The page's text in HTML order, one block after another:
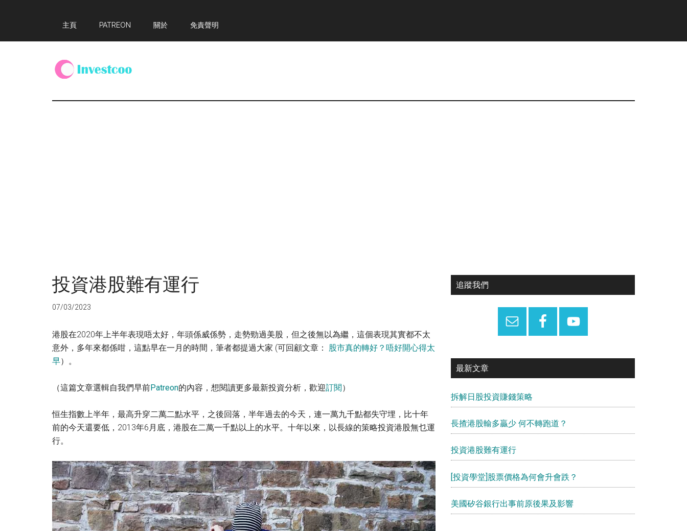
main
primary
footer
主頁 PATREON 關於 免責聲明
Investcoo
個
投資港股難有運行
07/03/2023
港股在2020年上半年表現唔太好，年頭係威係勢，走勢勁過美股，但之後無以為繼，這個表現其實都不太
意外，多年來都係咁，這點早在一月的時間，筆者都提過大家 (可回顧文章： 股市真的轉好？唔好開心得太
早）。
（這篇文章選輯自我們早前Patreon的內容，想閱讀更多最新投資分析，歡迎訂閱）
恒生指數上半年，最高升穿二萬二點水平，之後回落，半年過去的今天，連一萬九千點都失守埋，比十年
前的今天還要低，2013年6月底，港股在二萬一千點以上的水平。十年以來，以長線的策略投資港股無乜運
行。
Primary
追蹤我們
最新文章
拆解日股投資賺錢策略
長揸港股輸多贏少 何不轉跑道？
投資港股難有運行
[投資學堂]股票價格為何會升會跌？
美國矽谷銀行出事前原後果及影響